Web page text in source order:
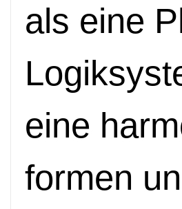
als eine
eine
formen